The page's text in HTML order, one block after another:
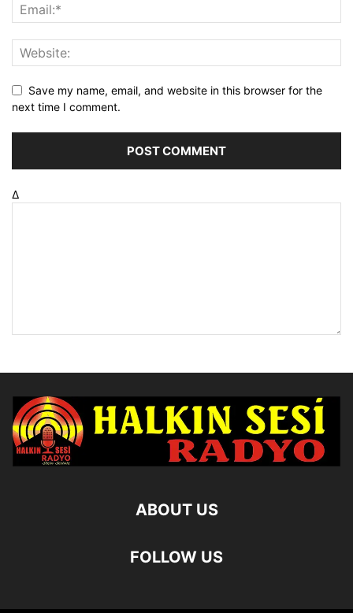
Save my name, email, and website in this browser for the
next time I comment.
Δ
ABOUT US
FOLLOW US